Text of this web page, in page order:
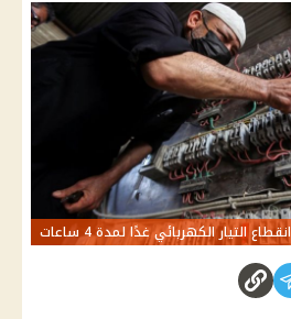
انقطاع التيار الكهربائي غدًا لمدة 4 ساعات